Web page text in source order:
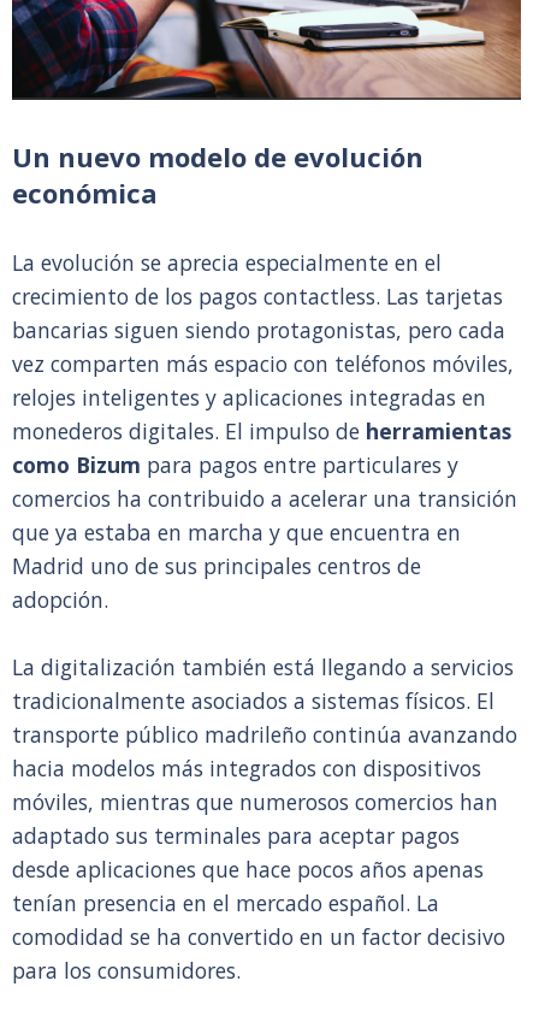
Un nuevo modelo de evolución
económica
La evolución se aprecia especialmente en el
crecimiento de los pagos contactless. Las tarjetas
bancarias siguen siendo protagonistas, pero cada
vez comparten más espacio con teléfonos móviles,
relojes inteligentes y aplicaciones integradas en
monederos digitales. El impulso de herramientas
como Bizum para pagos entre particulares y
comercios ha contribuido a acelerar una transición
que ya estaba en marcha y que encuentra en
Madrid uno de sus principales centros de
adopción.
La digitalización también está llegando a servicios
tradicionalmente asociados a sistemas físicos. El
transporte público madrileño continúa avanzando
hacia modelos más integrados con dispositivos
móviles, mientras que numerosos comercios han
adaptado sus terminales para aceptar pagos
desde aplicaciones que hace pocos años apenas
tenían presencia en el mercado español. La
comodidad se ha convertido en un factor decisivo
para los consumidores.